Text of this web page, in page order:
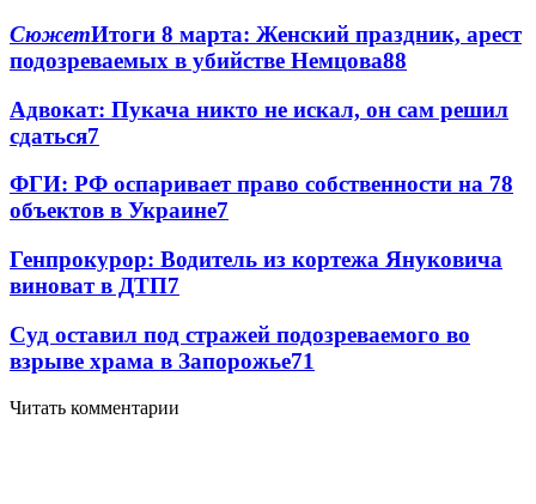
СюжетИтоги 8 марта: Женский праздник, арест
подозреваемых в убийстве Немцова88
Адвокат: Пукача никто не искал, он сам решил
сдаться7
ФГИ: РФ оспаривает право собственности на 78
объектов в Украине7
Генпрокурор: Водитель из кортежа Януковича
виноват в ДТП7
Суд оставил под стражей подозреваемого во
взрыве храма в Запорожье71
Читать комментарии